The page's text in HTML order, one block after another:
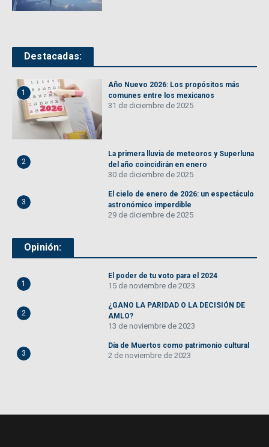
Destacadas:
1
Año Nuevo 2026: Los propósitos más
comunes entre los mexicanos
31 de diciembre de 2025
2
La primera lluvia de meteoros y Superluna
del año coincidirán en enero
30 de diciembre de 2025
3
El cielo de enero de 2026: un espectáculo
astronómico imperdible
29 de diciembre de 2025
Opinión:
1
El poder de tu voto para el 2024
15 de noviembre de 2023
2
¿GANO LA PARIDAD O LA DECISIÓN DE
AMLO?
13 de noviembre de 2023
3
Día de Muertos como patrimonio cultural
2 de noviembre de 2023